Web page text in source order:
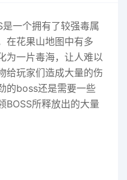
一个拥有了较强毒属
在花果山地图中有多
为一片毒海，让人难以
给玩家们造成大量的伤
的boss还是需要一些
BOSS所释放出的大量